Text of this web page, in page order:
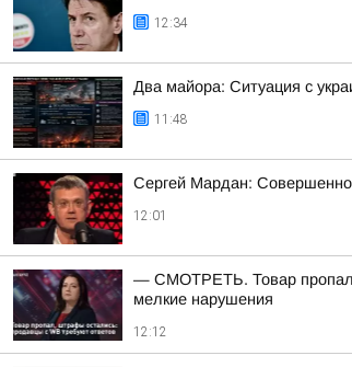
12:34
Два майора: Ситуация с
11:48
Сергей Мардан:
12:01
— СМОТРЕТЬ. Товар пропал,
мелкие нарушения
12:12